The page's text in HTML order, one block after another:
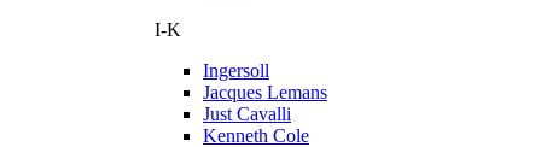
I-K
Ingersoll
Jacques Lemans
Just Cavalli
Kenneth Cole